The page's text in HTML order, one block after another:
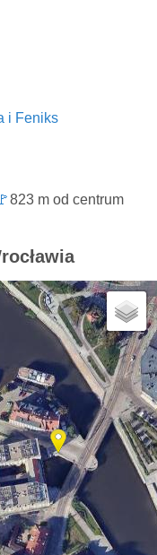
i Feniks
🚩823 m od centrum